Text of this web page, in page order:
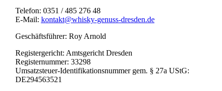
Telefon: 0351 / 485 276 48
E-Mail: kontakt@whisky-genuss-dresden.de
Geschäftsführer: Roy Arnold
Registergericht: Amtsgericht Dresden
Registernummer: 33298
Umsatzsteuer-Identifikationsnummer gem. § 27a UStG:
DE294563521